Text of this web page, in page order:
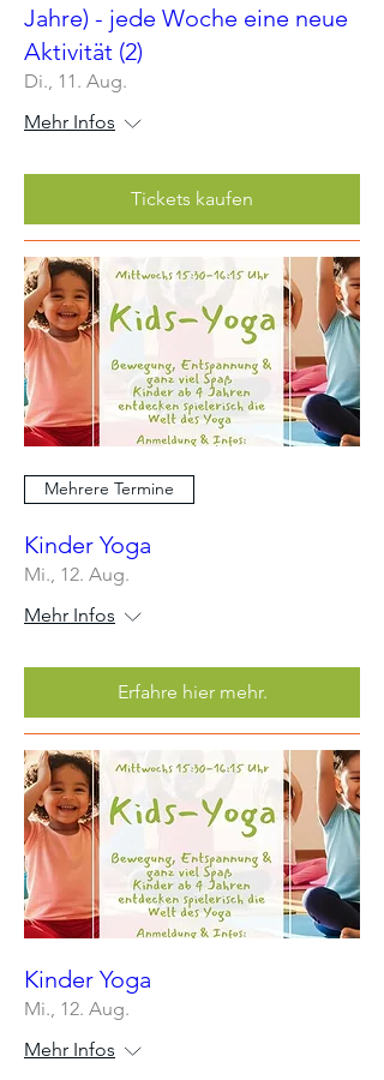
Jahre) - jede Woche eine neue
Aktivität (2)
Di., 11. Aug.
Mehr Infos
Tickets kaufen
Mehrere Termine
Kinder Yoga
Mi., 12. Aug.
Mehr Infos
Erfahre hier mehr.
Kinder Yoga
Mi., 12. Aug.
Mehr Infos